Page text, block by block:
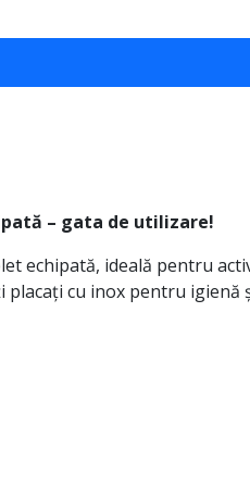
– gata de utilizare!
echipată, ideală pentru
placați cu inox pentru